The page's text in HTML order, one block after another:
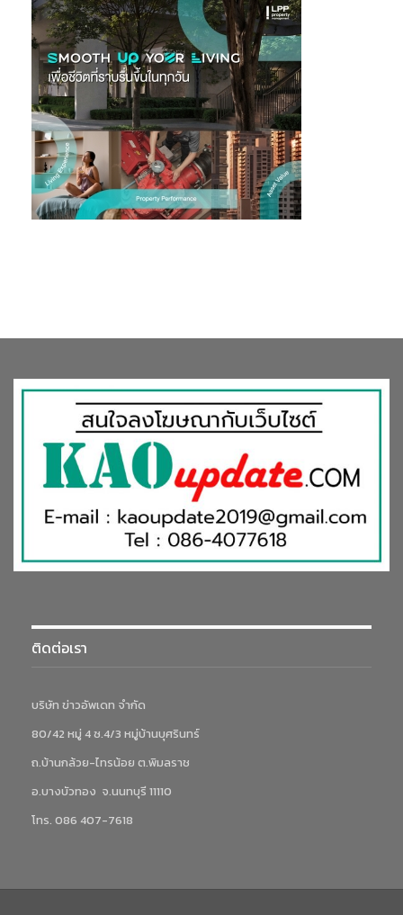
ติดต่อเรา
บริษัท ข่าวอัพเดท จำกัด
80/42 หมู่ 4 ซ.4/3 หมู่บ้านบุศรินทร์
ถ.บ้านกล้วย-ไทรน้อย ต.พิมลราช
อ.บางบัวทอง จ.นนทบุรี 11110
โทร. 086 407-7618